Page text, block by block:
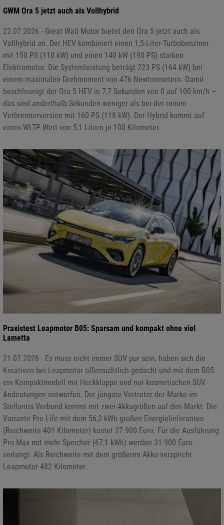
GWM Ora 5 jetzt auch als Vollhybrid
22.07.2026 - Great Wall Motor bietet den Ora 5 jetzt auch als
Vollhybrid an. Der HEV kombiniert einen 1,5-Liter-Turbobenziner
mit 150 PS (110 kW) und einen 140 kW (190 PS) starken
Elektromotor. Die Systemleistung beträgt 223 PS (164 kW) bei
einem maximalen Drehmoment von 476 Newtonmetern. Damit
beschleunigt der Ora 5 HEV in 7,7 Sekunden von 0 auf 100 km/h –
das sind anderthalb Sekunden weniger als bei der reinen
Verbrennerversion mit 160 PS (118 kW). Der Hybrid kommt auf
einen WLTP-Wert von 5,1 Litern je 100 Kilometer.
Praxistest Leapmotor B05: Sparsam und kompakt ohne viel
Lametta
21.07.2026 - Es muss nicht immer SUV pur sein, haben sich die
Kreativen bei Leapmotor offensichtlich gedacht und mit dem B05
ein Kompaktmodell mit Heckklappe und nur kosmetischen SUV-
Andeutungen entworfen. Der jüngste Vertreter der Marke im
Stellantis-Verbund kommt mit zwei Akkugrößen auf den Markt. Die
Variante Pro Life mit dem 56,2 kWh großen Energielieferanten
(Reichweite 401 Kilometer) kostet 27.900 Euro. Für die Ausführung
Pro Max mit mehr Speicher (67,1 kWh) werden 31.900 Euro
verlangt. Als Reichweite mit dem größeren Akku verspricht
Leapmotor 482 Kilometer.